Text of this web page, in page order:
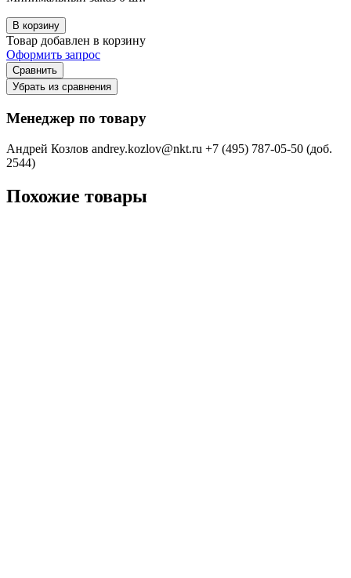
В корзину
Товар добавлен в корзину
Оформить запрос
Сравнить
Убрать из сравнения
Менеджер по товару
Андрей Козлов andrey.kozlov@nkt.ru +7 (495) 787-05-50 (доб.
2544)
Похожие товары